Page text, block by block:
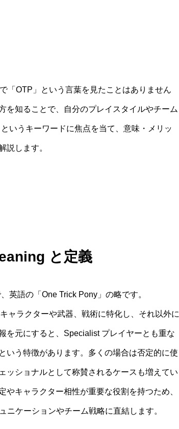
「OTP」という言葉を見たことはありません
を知ることで、自分のプレイスタイルやチーム
いうキーワードに焦点を当て、意味・メリッ
説します。
と定義
英語の「One Trick Pony」の略です。
ャラクターや武器、戦術に特化し、それ以外に
を元にすると、Specialist プレイヤーとも重な
いう特徴があります。多くの場合は否定的に使
ッショナルとして称賛されるケースも増えてい
キャラクター相性が重要な役割を持つため、
ニケーションやチーム戦略に直結します。